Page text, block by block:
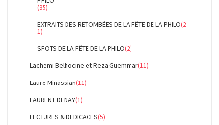
(35)
EXTRAITS DES RETOMBÉES DE LA FÊTE DE LA PHILO(2
1)
SPOTS DE LA FÊTE DE LA PHILO(2)
Lachemi Belhocine et Reza Guemmar(11)
Laure Minassian(11)
LAURENT DENAY(1)
LECTURES & DEDICACES(5)